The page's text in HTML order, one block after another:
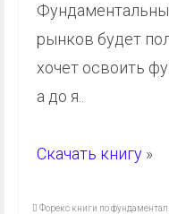
рынков будет
хочет освоить
а до я..
Скачать книгу »
Форекс книги по